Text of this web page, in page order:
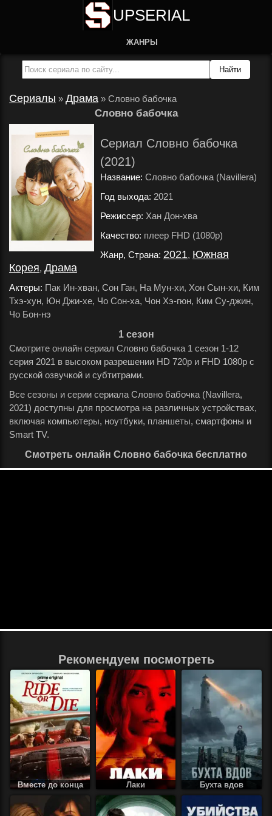
UPSERIAL
ЖАНРЫ
Сериалы » Драма » Словно бабочка
Словно бабочка
Сериал Словно бабочка
(2021)
Название: Словно бабочка (Navillera)
Год выхода: 2021
Режиссер: Хан Дон-хва
Качество: плеер FHD (1080p)
Жанр, Страна: 2021, Южная
Корея, Драма
Актеры: Пак Ин-хван, Сон Ган, На Мун-хи, Хон Сын-хи, Ким
Тхэ-хун, Юн Джи-хе, Чо Сон-ха, Чон Хэ-гюн, Ким Су-джин,
Чо Бон-нэ
1 сезон
Смотрите онлайн сериал Словно бабочка 1 сезон 1-12
серия 2021 в высоком разрешении HD 720p и FHD 1080p с
русской озвучкой и субтитрами.
Все сезоны и серии сериала Словно бабочка (Navillera,
2021) доступны для просмотра на различных устройствах,
включая компьютеры, ноутбуки, планшеты, смартфоны и
Smart TV.
Смотреть онлайн Словно бабочка бесплатно
Рекомендуем посмотреть
Вместе до конца Лаки Бухта вдов